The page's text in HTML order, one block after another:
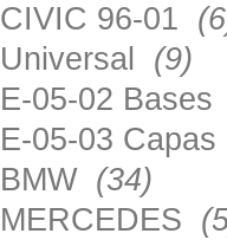
CIVIC 96-01
Universal (9)
E-05-02 Bases
E-05-03
BMW (34)
MERCEDES